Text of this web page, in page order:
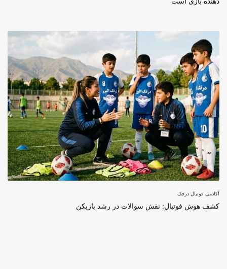
آکادمی فوتبال درفک
کشف هوش فوتبال: نقش سوالات در رشد بازیکن